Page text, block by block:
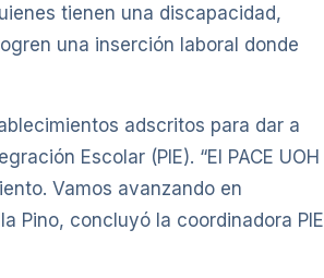
tienen una discapacidad,
una inserción laboral donde
adscritos para dar a
Escolar (PIE). “El PACE UOH
Vamos avanzando en
Pino, concluyó la coordinadora PIE